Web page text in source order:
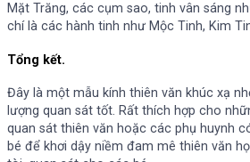
Mặt Trăng, các cụm sao, tinh vân sáng
chí là các hành tinh như Mộc Tinh, Kim
Tổng kết.
Đây là một mẫu kính thiên văn khúc xạ
lượng quan sát tốt. Rất thích hợp cho
quan sát thiên văn hoặc các phụ huynh
bé để khơi dậy niềm đam mê thiên văn